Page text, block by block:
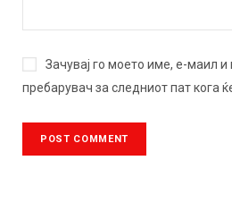
Зачувај го моето име, е-маил и
пребарувач за следниот пат кога